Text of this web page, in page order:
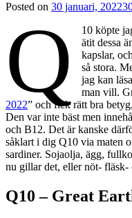
Posted on 30 januari, 2022
Q
10 köpte
ätit dessa
kapslar,
så stora.
jag kan
man vill.
2022” och fick rätt bra
Den var inte bäst men
och B12. Det är kanske
såklart i dig Q10 via maten
sardiner. Sojaolja, ägg,
nu gillar det, eller nöt- fläsk-
Q10 – Great